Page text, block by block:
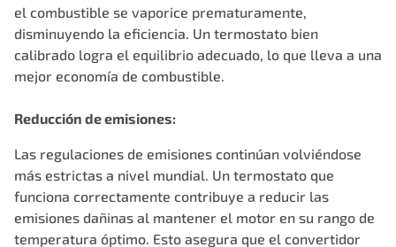
el combustible se vaporice prematuramente,
disminuyendo la eficiencia. Un termostato bien
calibrado logra el equilibrio adecuado, lo que lleva a una
mejor economía de combustible.
Reducción de emisiones:
Las regulaciones de emisiones continúan volviéndose
más estrictas a nivel mundial. Un termostato que
funciona correctamente contribuye a reducir las
emisiones dañinas al mantener el motor en su rango de
temperatura óptimo. Esto asegura que el convertidor